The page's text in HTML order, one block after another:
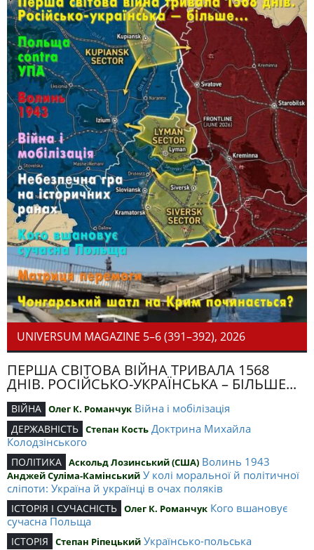
UNIVERSUM MAGAZINE 5–6 (391–392), 2026
ПЕРША СВІТОВА ВІЙНА ТРИВАЛА 1568
ДНІВ. РОСІЙСЬКО-УКРАЇНСЬКА – БІЛЬШЕ...
ВІЙНА Олег К. Романчук Війна і мобілізація
ДЕРЖАВНІСТЬ Степан Кость Доктрина Михайла
Колодзінського
ПОЛІТИКА Аскольд Лозинський (США) Волинь 1943
Анджей Суліма-Камінський У колі моральної й політичної
сліпоти: Україна й українці в очах поляків
ІСТОРІЯ І СУЧАСНІСТЬ Олег К. Романчук Кого вшановує
сучасна Польща
ІСТОРІЯ Степан Ріпецький Українсько-польська